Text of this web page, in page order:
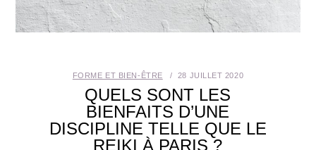
BIEN-ÊTRE
FORME ET BIEN-ÊTRE 28 JUILLET 2020
QUELS SONT LES
BIENFAITS D’UNE
DISCIPLINE TELLE QUE LE
REIKI À PARIS ?